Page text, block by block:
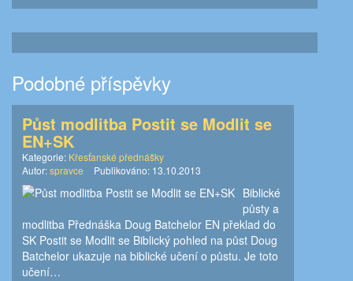
Podobné příspěvky
Půst modlitba Postit se Modlit se
EN+SK
Kategorie: Křesťanské přednášky
Autor:spravce Publikováno: 13.10.2013
Biblické
půsty a
modlitba Přednáška Doug Batchelor EN překlad do
SK Postit se Modlit se Biblický pohled na půst Doug
Batchelor ukazuje na biblické učení o půstu. Je toto
učení…